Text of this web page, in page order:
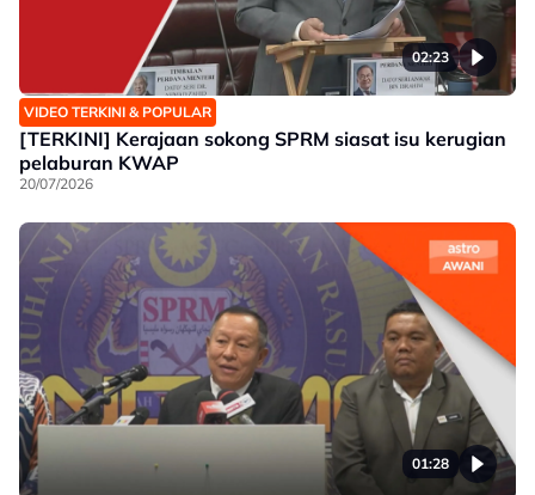
02:23
VIDEO TERKINI & POPULAR
[TERKINI] Kerajaan sokong SPRM siasat isu kerugian
pelaburan KWAP
20/07/2026
01:28